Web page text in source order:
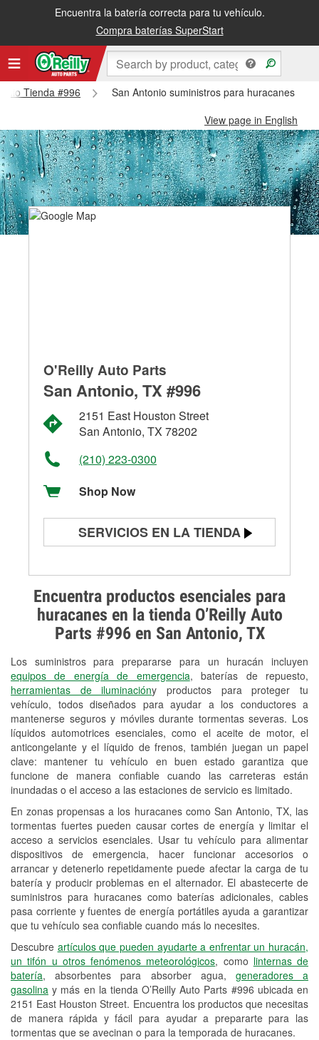
Encuentra la batería correcta para tu vehículo.
Compra baterías SuperStart
Tienda #996
San Antonio suministros para huracanes y
View page in English
Encuentra productos esenciales para
huracanes en la tienda O’Reilly Auto
Parts #996 en San Antonio, TX
Los suministros para prepararse para un huracán incluyen
equipos de energía de emergencia, baterías de repuesto,
herramientas de iluminacióny productos para proteger tu
vehículo, todos diseñados para ayudar a los conductores a
mantenerse seguros y móviles durante tormentas severas. Los
líquidos automotrices esenciales, como el aceite de motor, el
anticongelante y el líquido de frenos, también juegan un papel
clave: mantener tu vehículo en buen estado garantiza que
funcione de manera confiable cuando las carreteras están
inundadas o el acceso a las estaciones de servicio es limitado.
En zonas propensas a los huracanes como San Antonio, TX, las
tormentas fuertes pueden causar cortes de energía y limitar el
acceso a servicios esenciales. Usar tu vehículo para alimentar
dispositivos de emergencia, hacer funcionar accesorios o
arrancar y detenerlo repetidamente puede afectar la carga de tu
batería y producir problemas en el alternador. El abastecerte de
suministros para huracanes como baterías adicionales, cables
pasa corriente y fuentes de energía portátiles ayuda a garantizar
que tu vehículo sea confiable cuando más lo necesites.
Descubre artículos que pueden ayudarte a enfrentar un huracán,
un tifón u otros fenómenos meteorológicos, como linternas de
batería, absorbentes para absorber agua, generadores a
gasolina y más en la tienda O’Reilly Auto Parts #996 ubicada en
2151 East Houston Street. Encuentra los productos que necesitas
de manera rápida y fácil para ayudar a prepararte para las
tormentas que se avecinan o para la temporada de huracanes.
O'Reilly Auto Parts
San Antonio, TX #996
2151 East Houston Street
San Antonio, TX 78202
(210) 223-0300
Shop Now
SERVICIOS EN LA TIENDA
Prueba de alternadores y
arrancadores
Revisión de la luz "Check Engine"
Reciclaje de baterías y aceite
Instalación de bombillas de faros
Instalación de limpiaparabrisas
Programa de Préstamo de
Herramientas
Rectificación de tambores y discos de
freno
Hurricane Supplies
Tornado Supplies
Conoce más